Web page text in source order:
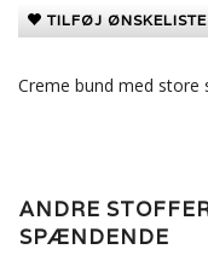
TILFØJ ØNSKELISTE
Creme bund med store
ANDRE
SPÆNDENDE